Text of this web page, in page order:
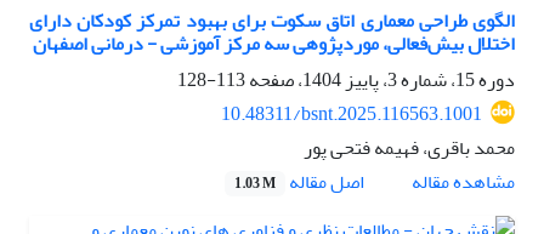
الگوی طراحی معماری اتاق سکوت برای بهبود تمرکز کودکان دارای
اختلال بیش‌فعالی، موردپژوهی سه مرکز آموزشی - درمانی اصفهان
دوره 15، شماره 3، پاییز 1404، صفحه
113-128
10.48311/bsnt.2025.116563.1001
محمد باقری، فهیمه فتحی پور
مشاهده مقاله
اصل مقاله 1.03 M